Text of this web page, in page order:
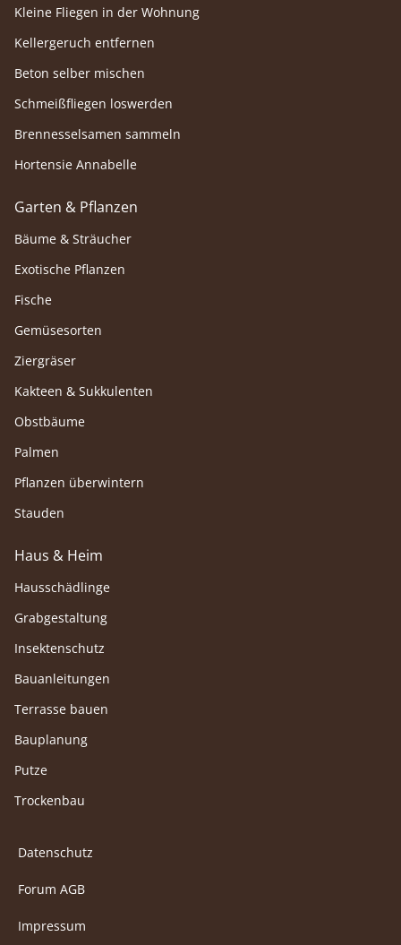
Kleine Fliegen in der Wohnung
Kellergeruch entfernen
Beton selber mischen
Schmeißfliegen loswerden
Brennesselsamen sammeln
Hortensie Annabelle
Garten & Pflanzen
Bäume & Sträucher
Exotische Pflanzen
Fische
Gemüsesorten
Ziergräser
Kakteen & Sukkulenten
Obstbäume
Palmen
Pflanzen überwintern
Stauden
Haus & Heim
Hausschädlinge
Grabgestaltung
Insektenschutz
Bauanleitungen
Terrasse bauen
Bauplanung
Putze
Trockenbau
Datenschutz
Forum AGB
Impressum